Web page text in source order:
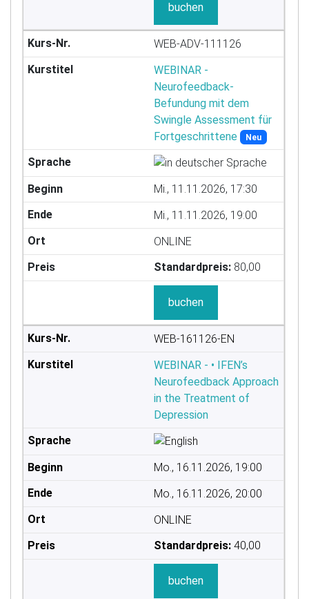
buchen
WEB-ADV-111126
WEBINAR -
Neurofeedback-
Befundung mit dem
Swingle Assessment für
Fortgeschrittene
Neu
Mi., 11.11.2026, 17:30
Mi., 11.11.2026, 19:00
ONLINE
Standardpreis: 80,00
buchen
WEB-161126-EN
WEBINAR - • IFEN’s
Neurofeedback Approach
in the Treatment of
Depression
Mo., 16.11.2026, 19:00
Mo., 16.11.2026, 20:00
ONLINE
Standardpreis: 40,00
buchen